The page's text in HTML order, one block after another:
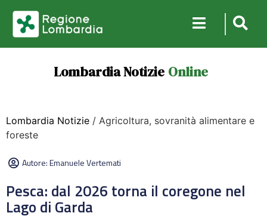
Lombardia Notizie Online
Lombardia Notizie / Agricoltura, sovranità alimentare e
foreste
Autore:Emanuele Vertemati
Pesca: dal 2026 torna il coregone nel
Lago di Garda